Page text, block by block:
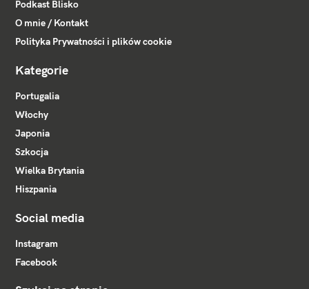
Podkast Blisko
O mnie / Kontakt
Polityka Prywatności i plików cookie
Kategorie
Portugalia
Włochy
Japonia
Szkocja
Wielka Brytania
Hiszpania
Social media
Instagram
Facebook